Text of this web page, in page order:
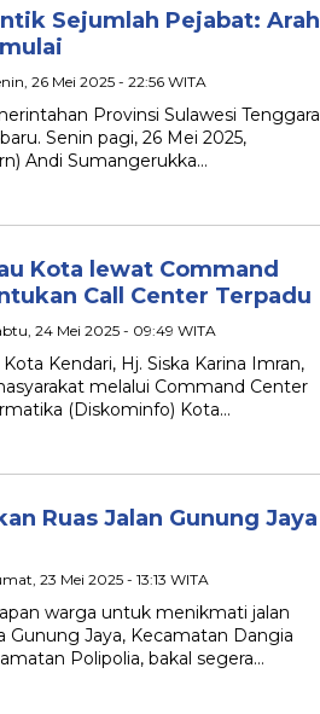
Sejumlah Pejabat: Arah
26 Mei 2025 - 22:56 WITA
Provinsi Sulawesi Tenggara
Senin pagi, 26 Mei 2025,
Andi Sumangerukka…
Kota lewat Command
Call Center Terpadu
24 Mei 2025 - 09:49 WITA
Kendari, Hj. Siska Karina Imran,
melalui Command Center
(Diskominfo) Kota…
Ruas Jalan Gunung Jaya
23 Mei 2025 - 13:13 WITA
warga untuk menikmati jalan
Jaya, Kecamatan Dangia
Polipolia, bakal segera…